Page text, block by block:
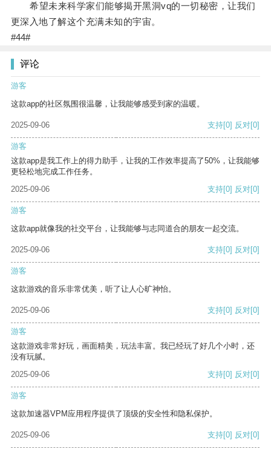
希望未来科学家们能够揭开黑洞vq的一切秘密，让我们
更深入地了解这个充满未知的宇宙。
#44#
评论
游客
这款app的社区氛围很温馨，让我能够感受到家的温暖。
2025-09-06 支持[0] 反对[0]
游客
这款app是我工作上的得力助手，让我的工作效率提高了50%，让我能够
更轻松地完成工作任务。
2025-09-06
支持[0] 反对[0]
游客
这款app就像我的社交平台，让我能够与志同道合的朋友一起交流。
2025-09-06 支持[0] 反对[0]
游客
这款游戏的音乐非常优美，听了让人心旷神怡。
2025-09-06 支持[0] 反对[0]
游客
这款游戏非常好玩，画面精美，玩法丰富。我已经玩了好几个小时，还
没有玩腻。
2025-09-06
支持[0] 反对[0]
游客
这款加速器VPM应用程序提供了顶级的安全性和隐私保护。
2025-09-06 支持[0] 反对[0]